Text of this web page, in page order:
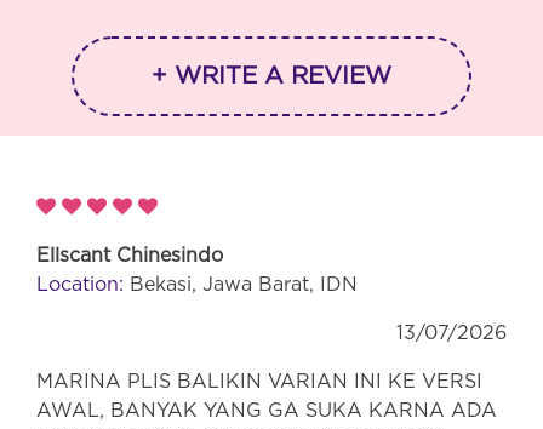
+ WRITE A REVIEW
Ellscant Chinesindo
Location: Bekasi, Jawa Barat, IDN
13/07/2026
MARINA PLIS BALIKIN VARIAN INI KE VERSI
AWAL, BANYAK YANG GA SUKA KARNA ADA